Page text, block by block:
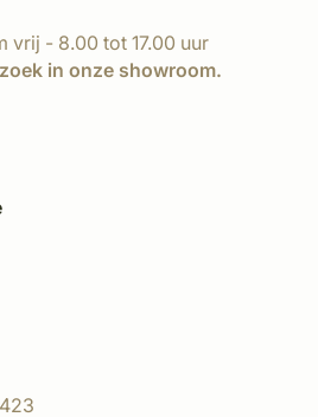
vrij - 8.00 tot 17.00 uur
in onze showroom.